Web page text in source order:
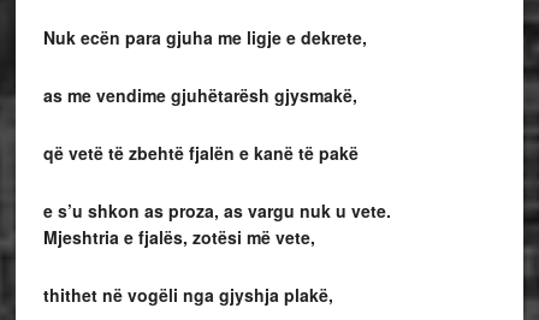
Nuk ecën para gjuha me ligje e dekrete,
as me vendime gjuhëtarësh gjysmakë,
që vetë të zbehtë fjalën e kanë të pakë
e s’u shkon as proza, as vargu nuk u vete.
Mjeshtria e fjalës, zotësi më vete,
thithet në vogëli nga gjyshja plakë,